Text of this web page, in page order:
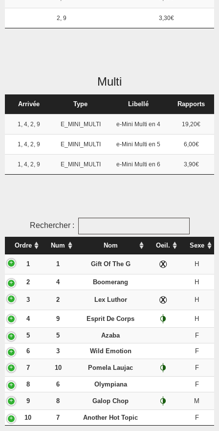
2, 9 3,30€
Multi
Arrivée Type Libellé Rapports
1, 4, 2, 9 E_MINI_MULTI e-Mini Multi en 4 19,20€
1, 4, 2, 9 E_MINI_MULTI e-Mini Multi en 5 6,00€
1, 4, 2, 9 E_MINI_MULTI e-Mini Multi en 6 3,90€
Rechercher :
Ordre Num Nom Oeil. Sexe
1 1 Gift Of The G H
2 4 Boomerang H
3 2 Lex Luthor H
4 9 Esprit De Corps H
5 5 Azaba F
6 3 Wild Emotion F
7 10 Pomela Laujac F
8 6 Olympiana F
9 8 Galop Chop M
10 7 Another Hot Topic F